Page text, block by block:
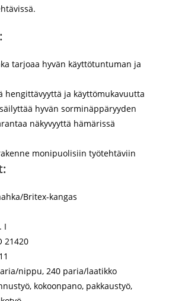
tarjoaa hyvän käyttötuntuman ja
hengittävyyttä ja käyttömukavuutta
hyvän sorminäppäryyden
näkyvyyttä hämärissä
monipuolisiin työtehtäviin
Britex-kangas
I
21420
nippu, 240 paria/laatikko
kokoonpano, pakkaustyö,